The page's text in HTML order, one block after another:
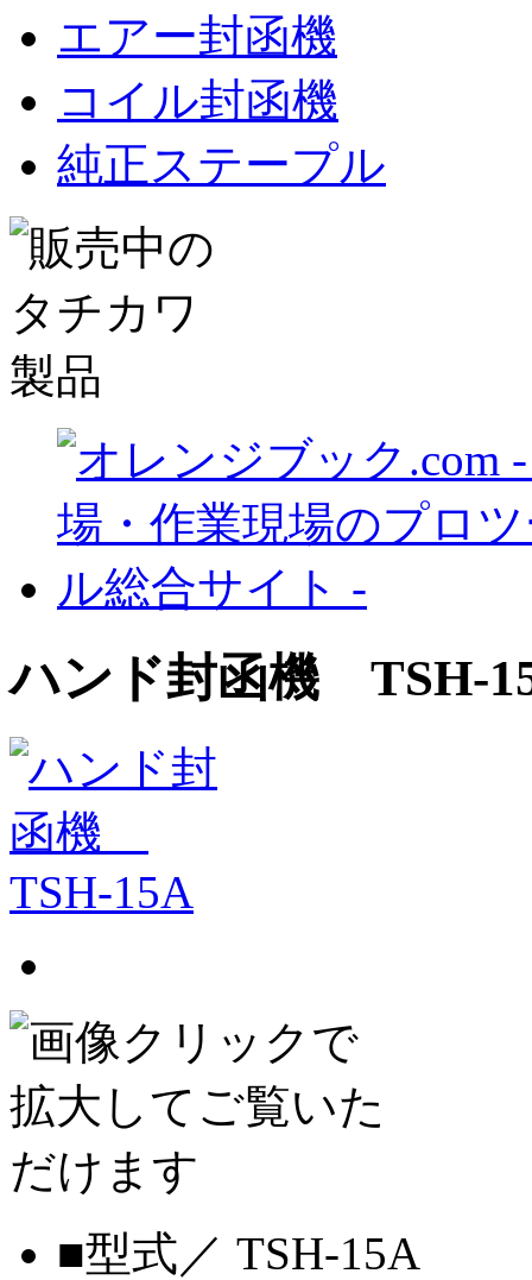
エアー封函機
コイル封函機
純正ステープル
ハンド封函機 TSH-
■型式／ TSH-15A